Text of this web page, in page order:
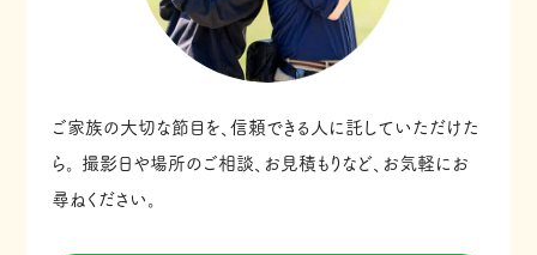
ご家族の大切な節目を、信頼できる人に託していただけた
ら。
撮影日や場所のご相談、お見積もりなど、お気軽にお
尋ねください。